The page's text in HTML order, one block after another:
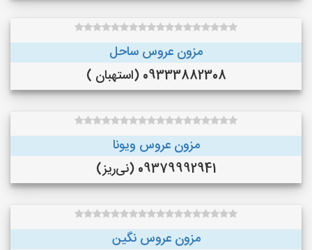
مزون عروس ساحل
09333882308 (استهبان )
مزون عروس ویونا
09379992941 (نی‌ریز)
مزون عروس نگین